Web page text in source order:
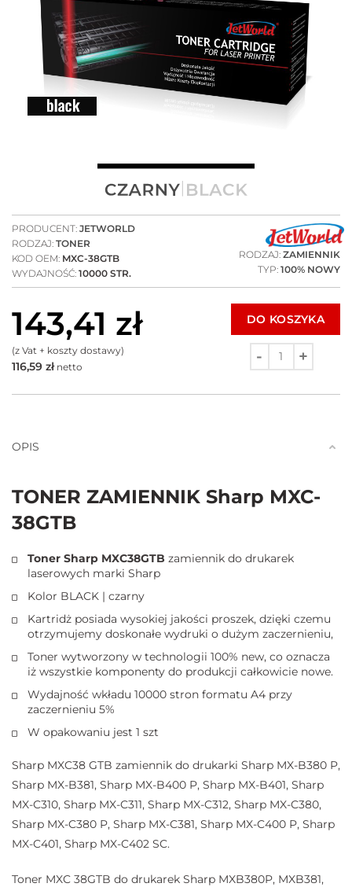
PRODUCENT: JETWORLD
RODZAJ: TONER
KOD OEM: MXC-38GTB
WYDAJNOŚĆ: 10000 STR.
RODZAJ: ZAMIENNIK
TYP: 100% NOWY
143,41 zł
(z Vat + koszty dostawy)
116,59 złnetto
DO KOSZYKA
OPIS
TONER ZAMIENNIK Sharp MXC-
38GTB
Toner Sharp MXC38GTB zamiennik do drukarek
laserowych marki Sharp
Kolor BLACK | czarny
Kartridż posiada wysokiej jakości proszek, dzięki czemu
otrzymujemy doskonałe wydruki o dużym zaczernieniu,
Toner wytworzony w technologii 100% new, co oznacza
iż wszystkie komponenty do produkcji całkowicie nowe.
Wydajność wkładu 10000 stron formatu A4 przy
zaczernieniu 5%
W opakowaniu jest 1 szt
Sharp MXC38 GTB zamiennik do drukarki Sharp MX-B380 P,
Sharp MX-B381, Sharp MX-B400 P, Sharp MX-B401, Sharp
MX-C310, Sharp MX-C311, Sharp MX-C312, Sharp MX-C380,
Sharp MX-C380 P, Sharp MX-C381, Sharp MX-C400 P, Sharp
MX-C401, Sharp MX-C402 SC.
Toner MXC 38GTB do drukarek Sharp MXB380P, MXB381,